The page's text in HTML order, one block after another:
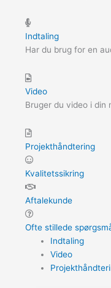
Indtaling
Har du brug for en
Video
Bruger du video i din
Projekthåndtering
Kvalitetssikring
Aftalekunde
Ofte stillede
Indtaling
Video